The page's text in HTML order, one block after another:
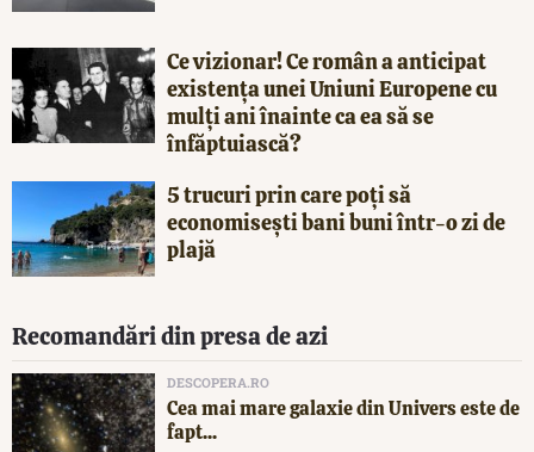
Ce vizionar! Ce român a anticipat
existența unei Uniuni Europene cu
mulți ani înainte ca ea să se
înfăptuiască?
5 trucuri prin care poți să
economisești bani buni într-o zi de
plajă
Recomandări din presa de azi
DESCOPERA.RO
Cea mai mare galaxie din Univers este de
fapt...